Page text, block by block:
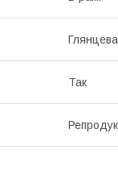
Глянцева
Так